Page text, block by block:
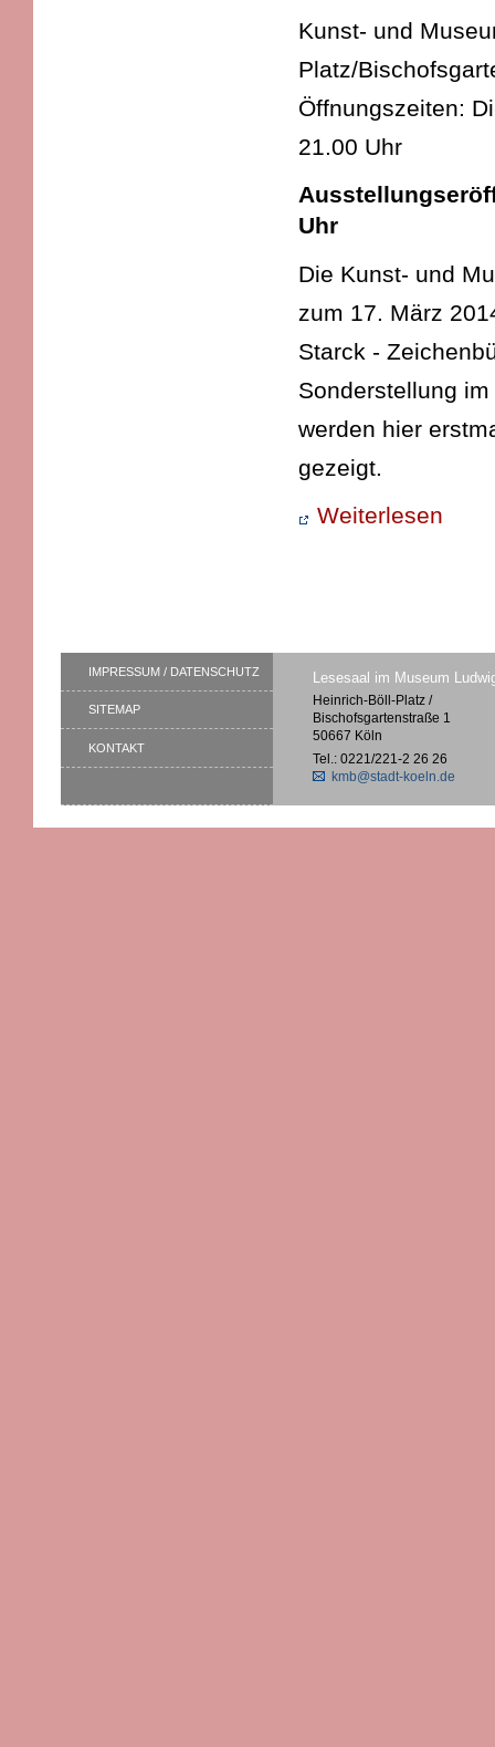
Kunst- und
Platz/
Öffnungszeiten:
21.00 Uhr
Uhr
Die Kunst- und
zum 17. März
Starck -
Sonderstellung
werden hier
gezeigt.
Weiterlesen
IMPRESSUM / DATENSCHUTZ
SITEMAP
KONTAKT
Lesesaal im Museum
Heinrich-Böll-Platz /
Bischofsgartenstraße 1
50667 Köln
Tel.: 0221/221-2 26 26
kmb@stadt-koeln.de